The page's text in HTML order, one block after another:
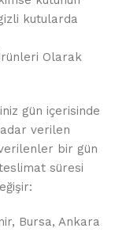
kutularda
Olarak
gün içerisinde
verilen
bir gün
süresi
Bursa, Ankara